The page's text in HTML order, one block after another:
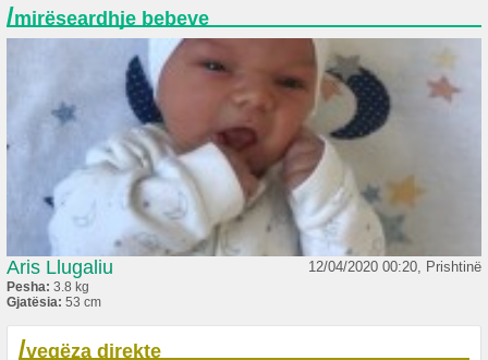
/mirëseardhje bebeve
Aris Llugaliu 12/04/2020 00:20, Prishtinë
Pesha: 3.8 kg
Gjatësia: 53 cm
/vegëza direkte